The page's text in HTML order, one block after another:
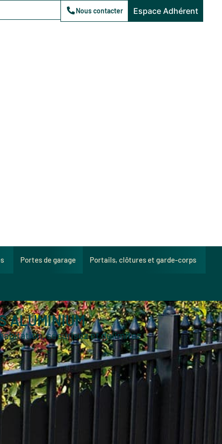
Nous contacter Espace Adhérent
Portes de garage Portails, clôtures et garde-corps
ALUMINIUM
sécurisez et délimitez